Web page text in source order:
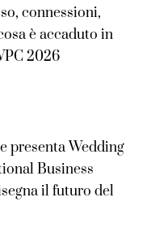
connessioni,
è accaduto in
2026
presenta Wedding
Business
il futuro del